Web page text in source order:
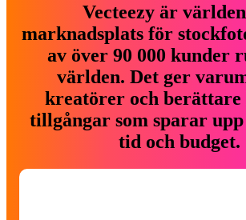
Vecteezy är
marknadsplats för
av över 90 000 kunder
världen. Det ger
kreatörer och
tillgångar som sparar
tid och budget.